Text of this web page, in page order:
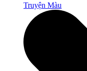
Truyện Màu